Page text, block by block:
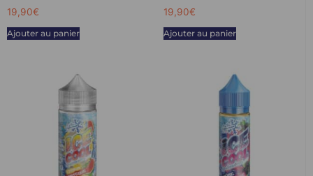
19,90€
Ajouter au panier
19,90€
Ajouter au panier